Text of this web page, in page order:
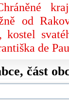
od
de
část